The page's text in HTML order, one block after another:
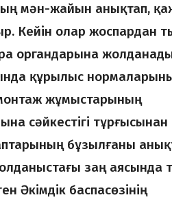
мән-жайын анықтап,
Кейін олар жоспардан
органдарына
құрылыс
жұмыстарының
сәйкестігі тұрғысынан
бұзылғаны
заң аясында
Әкімдік баспасөзінің